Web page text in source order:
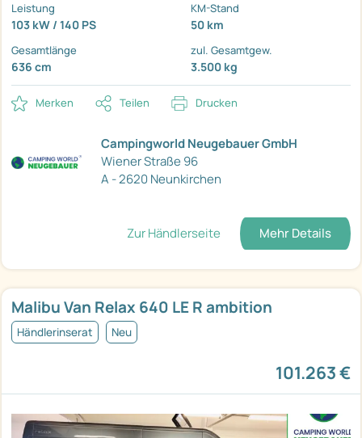
Leistung
103 kW / 140 PS
KM-Stand
50 km
Gesamtlänge
636 cm
zul. Gesamtgew.
3.500 kg
Merken Teilen Drucken
Campingworld Neugebauer GmbH
Wiener Straße 96
A - 2620 Neunkirchen
Zur Händlerseite Mehr Details
Malibu Van Relax 640 LE R ambition
Händlerinserat Neu
101.263 €